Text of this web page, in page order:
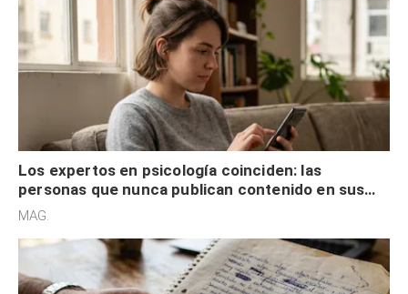
Los expertos en psicología coinciden: las
personas que nunca publican contenido en sus
redes sociales no pretenden buscar validación
MAG.